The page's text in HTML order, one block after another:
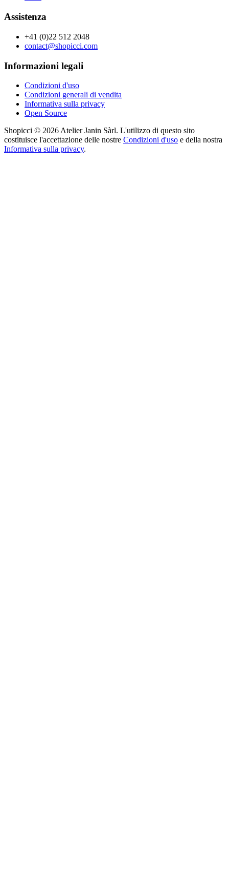
Assistenza
+41 (0)22 512 2048
contact@shopicci.com
Informazioni legali
Condizioni d'uso
Condizioni generali di vendita
Informativa sulla privacy
Open Source
Shopicci © 2026 Atelier Janin Sàrl. L'utilizzo di questo sito
costituisce l'accettazione delle nostre Condizioni d'uso e della nostra
Informativa sulla privacy.